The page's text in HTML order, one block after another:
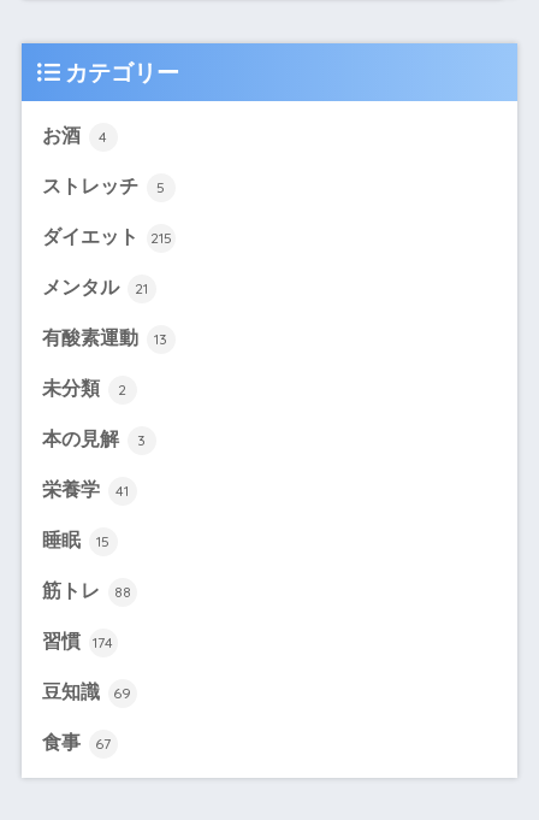
カテゴリー
お酒 4
ストレッチ 5
ダイエット 215
メンタル 21
有酸素運動 13
未分類 2
本の見解 3
栄養学 41
睡眠 15
筋トレ 88
習慣 174
豆知識 69
食事 67